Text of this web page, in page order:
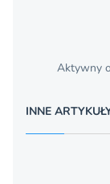
Aktywny
INNE